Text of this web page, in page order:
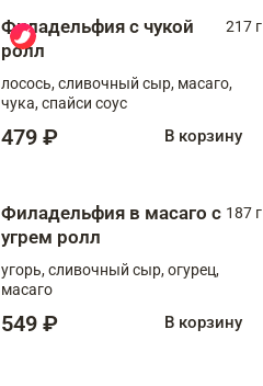
Филадельфия с чукой
ролл
217 г
лосось, сливочный сыр, масаго,
чука, спайси соус
479 ₽ В корзину
Филадельфия в масаго с
угрем ролл
187 г
угорь, сливочный сыр, огурец,
масаго
549 ₽ В корзину